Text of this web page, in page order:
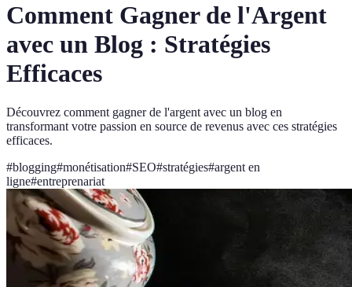
Comment Gagner de l'Argent
avec un Blog : Stratégies
Efficaces
Découvrez comment gagner de l'argent avec un blog en
transformant votre passion en source de revenus avec ces stratégies
efficaces.
#blogging#monétisation#SEO#stratégies#argent en
ligne#entreprenariat